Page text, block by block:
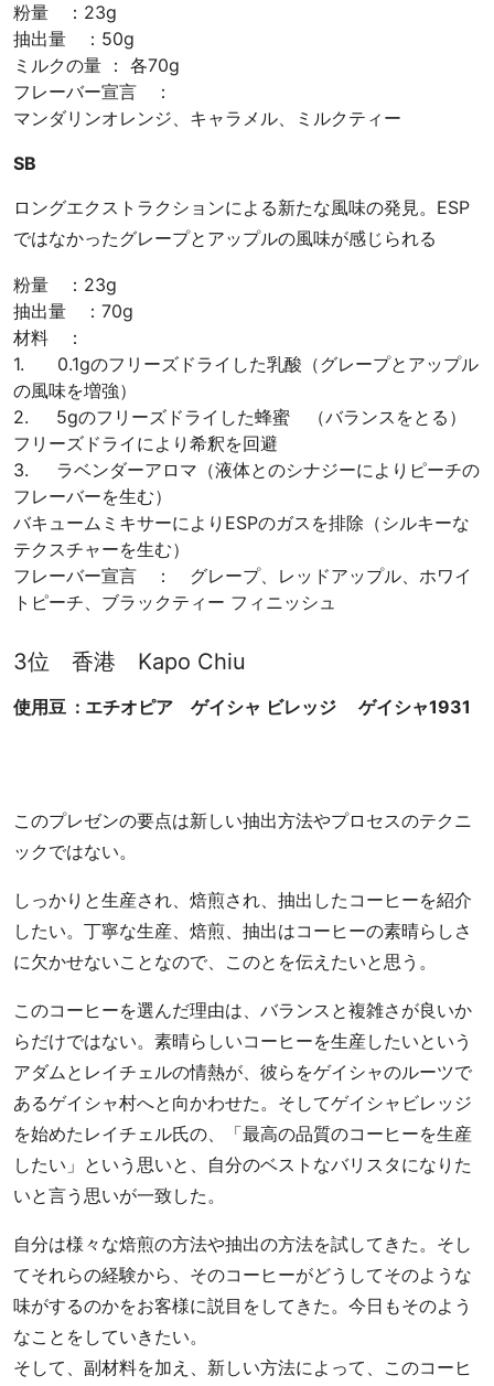
粉量 ：23g
抽出量 ：50g
ミルクの量 ： 各70g
フレーバー宣言 ：
マンダリンオレンジ、キャラメル、ミルクティー
SB
ロングエクストラクションによる新たな風味の発見。ESP
ではなかったグレープとアップルの風味が感じられる
粉量 ：23g
抽出量 ：70g
材料 ：
1. 0.1gのフリーズドライした乳酸（グレープとアップル
の風味を増強）
2. 5gのフリーズドライした蜂蜜 （バランスをとる）
フリーズドライにより希釈を回避
3. ラベンダーアロマ（液体とのシナジーによりピーチの
フレーバーを生む）
バキュームミキサーによりESPのガスを排除（シルキーな
テクスチャーを生む）
フレーバー宣言 ： グレープ、レッドアップル、ホワイ
トピーチ、ブラックティー フィニッシュ
3位 香港 Kapo Chiu
使用豆 : エチオピア ゲイシャ ビレッジ ゲイシャ1931
このプレゼンの要点は新しい抽出方法やプロセスのテクニ
ックではない。
しっかりと生産され、焙煎され、抽出したコーヒーを紹介
したい。丁寧な生産、焙煎、抽出はコーヒーの素晴らしさ
に欠かせないことなので、このとを伝えたいと思う。
このコーヒーを選んだ理由は、バランスと複雑さが良いか
らだけではない。素晴らしいコーヒーを生産したいという
アダムとレイチェルの情熱が、彼らをゲイシャのルーツで
あるゲイシャ村へと向かわせた。そしてゲイシャビレッジ
を始めたレイチェル氏の、「最高の品質のコーヒーを生産
したい」という思いと、自分のベストなバリスタになりた
いと言う思いが一致した。
自分は様々な焙煎の方法や抽出の方法を試してきた。そし
てそれらの経験から、そのコーヒーがどうしてそのような
味がするのかをお客様に説目をしてきた。今日もそのよう
なことをしていきたい。
そして、副材料を加え、新しい方法によって、このコーヒ